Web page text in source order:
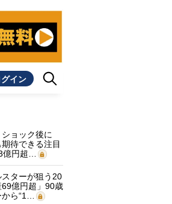
グイン
ショック後に
期待できる注目
億円超…
スターが狙う20
億円超」90歳
ら“1…